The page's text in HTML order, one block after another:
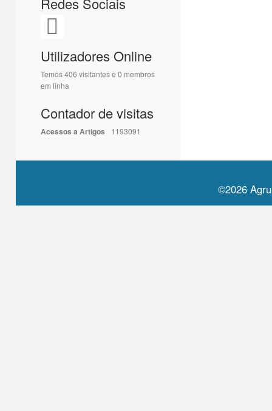
Utilizadores Online
Temos 406 visitantes e 0 membros
em linha
Contador de visitas
Acessos a Artigos 1193091
©2026